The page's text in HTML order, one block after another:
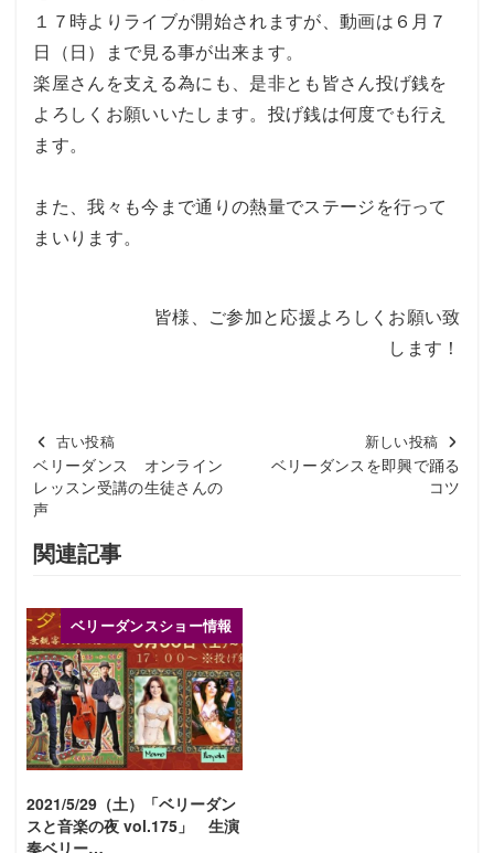
１７時よりライブが開始されますが、動画は６月７
日（日）まで見る事が出来ます。
楽屋さんを支える為にも、是非とも皆さん投げ銭を
よろしくお願いいたします。投げ銭は何度でも行え
ます。
また、我々も今まで通りの熱量でステージを行って
まいります。
皆様、ご参加と応援よろしくお願い致
します！
古い投稿
ベリーダンス オンライン
レッスン受講の生徒さんの
声
新しい投稿
ベリーダンスを即興で踊る
コツ
関連記事
ベリーダンスショー情報
2021/5/29（土）「ベリーダン
スと音楽の夜 vol.175」 生演
奏ベリー…